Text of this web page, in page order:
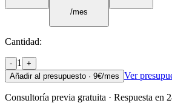
/mes
Cantidad:
- 1
+
Añadir al presupuesto · 9€/mes Ver
Consultoría previa gratuita · Respuesta en